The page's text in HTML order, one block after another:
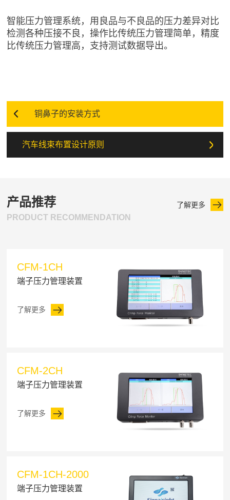
智能压力管理系统，用良品与不良品的压力差异对比
检测各种压接不良，操作比传统压力管理简单，精度
比传统压力管理高，支持测试数据导出。
铜鼻子的安装方式
汽车线束布置设计原则
产品推荐
PRODUCT RECOMMENDATION
了解更多
CFM-1CH
端子压力管理装置
了解更多
CFM-2CH
端子压力管理装置
了解更多
CFM-1CH-2000
端子压力管理装置